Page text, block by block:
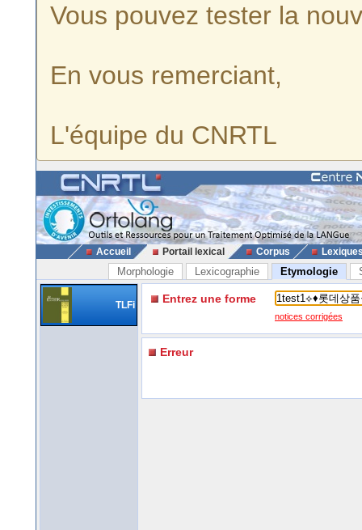
Vous pouvez tester la
En vous remerciant,
L'équipe du CNRTL
Accueil Portail lexical Corpus
Morphologie Lexicographie Etymologie
TLFi Entrez une forme
notices corrigées
Erreur